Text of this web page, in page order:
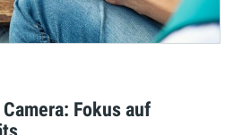
Fokus auf